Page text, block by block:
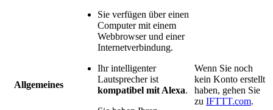
Allgemeines
Sie verfügen über einen
Computer mit einem
Webbrowser und einer
Internetverbindung.
Ihr intelligenter
Lautsprecher ist
kompatibel mit Alexa.
Wenn Sie noch
kein Konto erstellt
haben, gehen Sie
zu IFTTT.com.